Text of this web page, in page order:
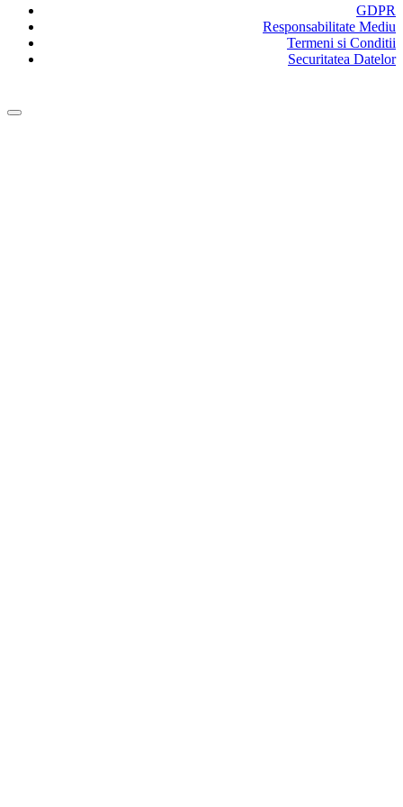
GDPR
Responsabilitate Mediu
Termeni si Conditii
Securitatea Datelor